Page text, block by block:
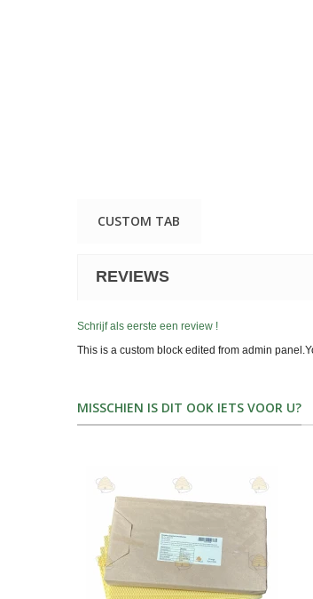
CUSTOM TAB
REVIEWS
Schrijf als eerste een review !
This is a custom block edited from admin
MISSCHIEN IS DIT OOK IETS VOOR U?